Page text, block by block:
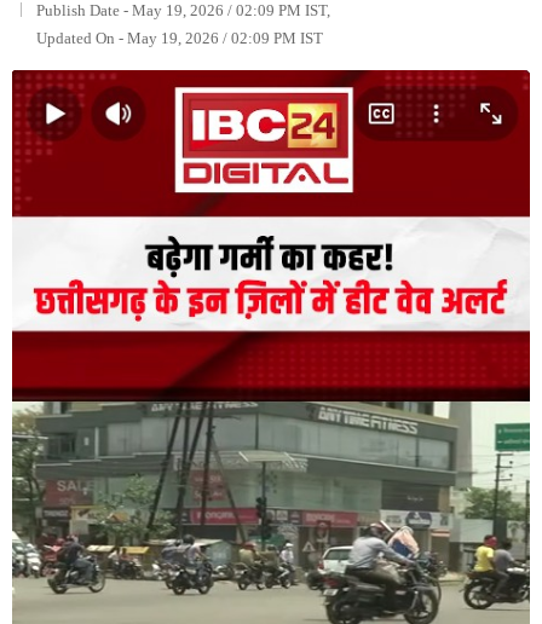
Publish Date - May 19, 2026 / 02:09 PM IST,
Updated On - May 19, 2026 / 02:09 PM IST